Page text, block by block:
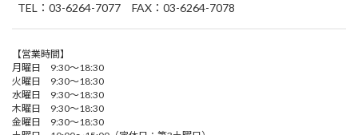
TEL：03-6264-7077 FAX：03-6264-7078
【営業時間】
月曜日 9:30～18:30
火曜日 9:30～18:30
水曜日 9:30～18:30
木曜日 9:30～18:30
金曜日 9:30～18:30